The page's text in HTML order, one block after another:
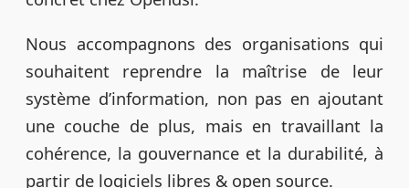
Nous accompagnons des organisations qui
souhaitent reprendre la maîtrise de leur
système d’information, non pas en ajoutant
une couche de plus, mais en travaillant la
cohérence, la gouvernance et la durabilité, à
partir de logiciels libres & open source.